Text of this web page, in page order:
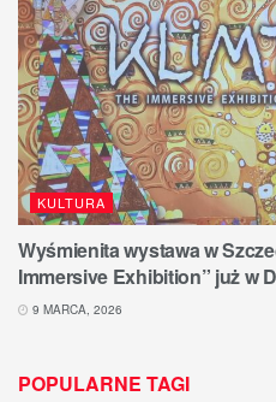
KULTURA
Wyśmienita wystawa w
Immersive Exhibition” już w
9 MARCA, 2026
POPULARNE TAGI